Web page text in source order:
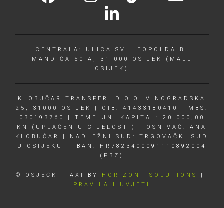
CENTRALA: ULICA SV. LEOPOLDA B.
MANDIĆA 50 A, 31 000 OSIJEK (MALL
OSIJEK)
KLOBUČAR TRANSFERI D.O.O. VINOGRADSKA
25, 31000 OSIJEK | OIB: 41433180410 | MBS:
030193760 | TEMELJNI KAPITAL: 20.000,00
KN (UPLAĆEN U CIJELOSTI) | OSNIVAČ: ANA
KLOBUČAR | NADLEŽNI SUD: TRGOVAČKI SUD
U OSIJEKU | IBAN: HR7823400091110892004
(PBZ)
© OSJEČKI TAXI BY HORIZONT SOLUTIONS
||
PRAVILA I UVJETI